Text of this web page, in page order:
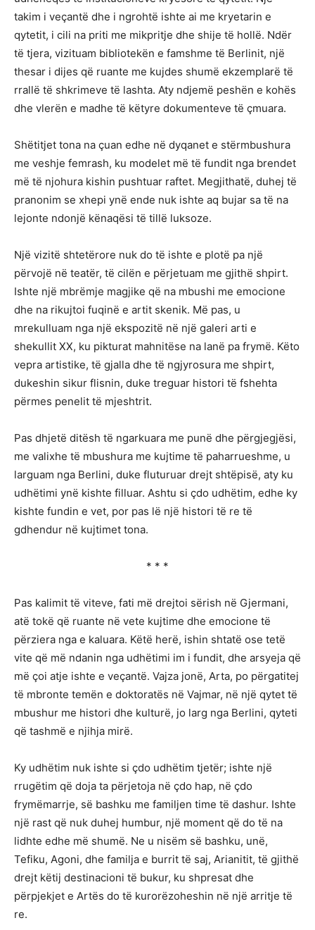
takim i veçantë dhe i ngrohtë ishte ai me kryetarin e
qytetit, i cili na priti me mikpritje dhe shije të hollë. Ndër
të tjera, vizituam bibliotekën e famshme të Berlinit, një
thesar i dijes që ruante me kujdes shumë ekzemplarë të
rrallë të shkrimeve të lashta. Aty ndjemë peshën e kohës
dhe vlerën e madhe të këtyre dokumenteve të çmuara.
Shëtitjet tona na çuan edhe në dyqanet e stërmbushura
me veshje femrash, ku modelet më të fundit nga brendet
më të njohura kishin pushtuar raftet. Megjithatë, duhej të
pranonim se xhepi ynë ende nuk ishte aq bujar sa të na
lejonte ndonjë kënaqësi të tillë luksoze.
Një vizitë shtetërore nuk do të ishte e plotë pa një
përvojë në teatër, të cilën e përjetuam me gjithë shpirt.
Ishte një mbrëmje magjike që na mbushi me emocione
dhe na rikujtoi fuqinë e artit skenik. Më pas, u
mrekulluam nga një ekspozitë në një galeri arti e
shekullit XX, ku pikturat mahnitëse na lanë pa frymë. Këto
vepra artistike, të gjalla dhe të ngjyrosura me shpirt,
dukeshin sikur flisnin, duke treguar histori të fshehta
përmes penelit të mjeshtrit.
Pas dhjetë ditësh të ngarkuara me punë dhe përgjegjësi,
me valixhe të mbushura me kujtime të paharrueshme, u
larguam nga Berlini, duke fluturuar drejt shtëpisë, aty ku
udhëtimi ynë kishte filluar. Ashtu si çdo udhëtim, edhe ky
kishte fundin e vet, por pas lë një histori të re të
gdhendur në kujtimet tona.
* * *
Pas kalimit të viteve, fati më drejtoi sërish në Gjermani,
atë tokë që ruante në vete kujtime dhe emocione të
përziera nga e kaluara. Këtë herë, ishin shtatë ose tetë
vite që më ndanin nga udhëtimi im i fundit, dhe arsyeja që
më çoi atje ishte e veçantë. Vajza jonë, Arta, po përgatitej
të mbronte temën e doktoratës në Vajmar, në një qytet të
mbushur me histori dhe kulturë, jo larg nga Berlini, qyteti
që tashmë e njihja mirë.
Ky udhëtim nuk ishte si çdo udhëtim tjetër; ishte një
rrugëtim që doja ta përjetoja në çdo hap, në çdo
frymëmarrje, së bashku me familjen time të dashur. Ishte
një rast që nuk duhej humbur, një moment që do të na
lidhte edhe më shumë. Ne u nisëm së bashku, unë,
Tefiku, Agoni, dhe familja e burrit të saj, Arianitit, të gjithë
drejt këtij destinacioni të bukur, ku shpresat dhe
përpjekjet e Artës do të kurorëzoheshin në një arritje të
re.